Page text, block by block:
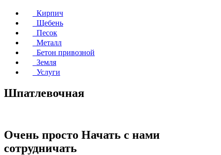
Кирпич
Щебень
Песок
Металл
Бетон привозной
Земля
Услуги
Шпатлевочная
Очень просто Начать с нами
сотрудничать